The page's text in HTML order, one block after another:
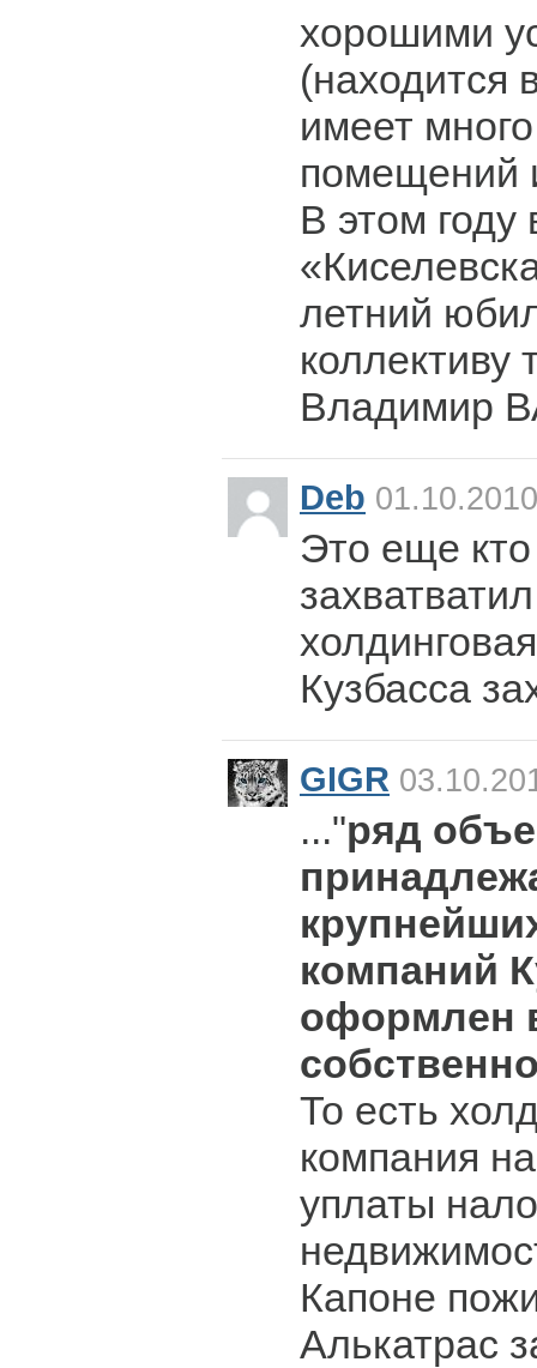
хорошими
(находится
имеет
помещений
В этом
летний
коллективу
Владимир
Deb
Это еще кто
Кузбасса
GIGR
..."ряд
компаний
оформлен
То есть
компания
уплаты
Капоне
Алькатрас